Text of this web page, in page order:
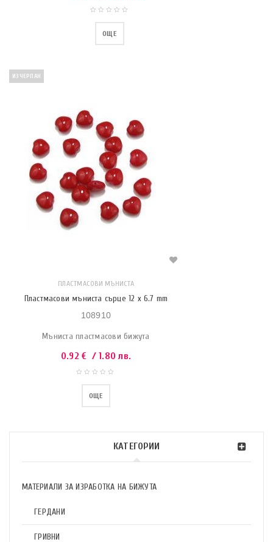
КАТЕГОРИИ
МАТЕРИАЛИ ЗА ИЗРАБОТКА НА БИЖУТА
ГЕРДАНИ
ГРИВНИ
ОЩЕ
ИЗЧЕРПАН
ПЛАСТМАСОВИ МЪНИСТА
Пластмасови мъниста сърце 12 x 6.7 mm
108910
Мъниста пластмасови бижута
0.92€ / 1.80 лв.
ОЩЕ